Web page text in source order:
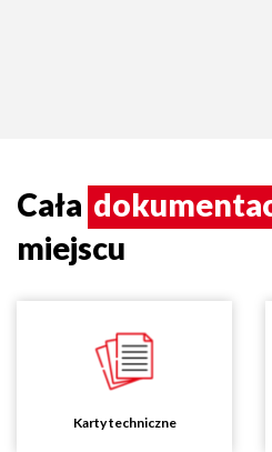
Cała
miejscu
Karty techniczne